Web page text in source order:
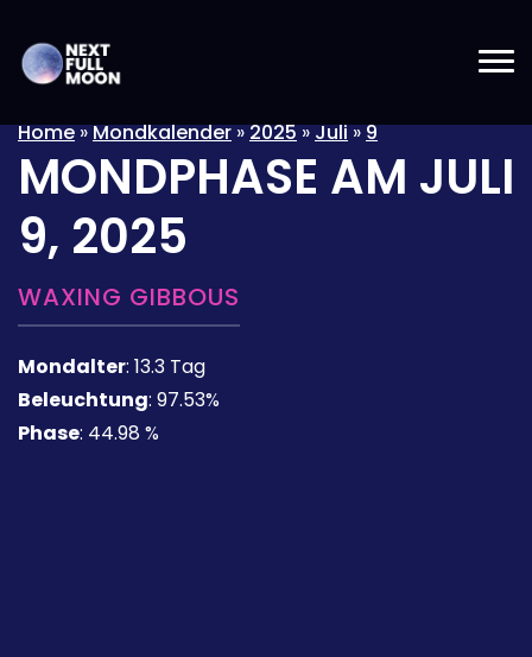
Home»Mondkalender»2025»Juli»9
MONDPHASE AM JULI
9, 2025
WAXING GIBBOUS
Mondalter: 13.3 Tag
Beleuchtung: 97.53%
Phase: 44.98 %